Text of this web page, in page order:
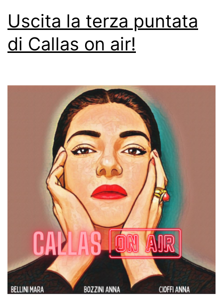
Uscita la terza puntata
di Callas on air!